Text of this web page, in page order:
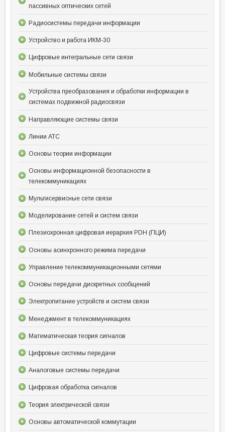
пассивных оптических сетей
Радиосистемы передачи информации
Устройство и работа ИКМ-30
Цифровые интегральные сети связи
Мобильные системы связи
Устройства преобразования и обработки информации в
системах подвижной радиосвязи
Направляющие системы связи
Линии АТС
Основы теории информации
Основы информационной безопасности в
телекоммуникациях
Мультисервисные сети связи
Моделирование сетей и систем связи
Плезиохронная цифровая иерархия PDH (ПЦИ)
Основы асинхронного режима передачи
Управление телекоммуникационными сетями
Основы передачи дискретных сообщений
Электропитание устройств и систем связи
Менеджмент в телекоммуникациях
Математическая теория сигналов
Цифровые системы передачи
Аналоговые системы передачи
Цифровая обработка сигналов
Теория электрической связи
Основы автоматической коммутации